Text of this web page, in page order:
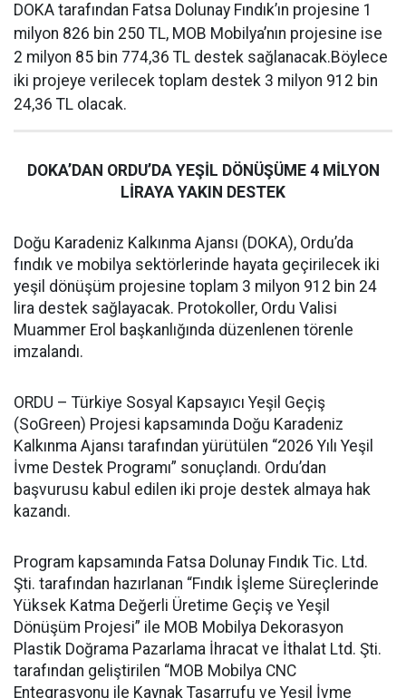
DOKA tarafından Fatsa Dolunay Fındık’ın projesine 1
milyon 826 bin 250 TL, MOB Mobilya’nın projesine ise
2 milyon 85 bin 774,36 TL destek sağlanacak.Böylece
iki projeye verilecek toplam destek 3 milyon 912 bin
24,36 TL olacak.
DOKA’DAN ORDU’DA YEŞİL DÖNÜŞÜME 4 MİLYON
LİRAYA YAKIN DESTEK
Doğu Karadeniz Kalkınma Ajansı (DOKA), Ordu’da
fındık ve mobilya sektörlerinde hayata geçirilecek iki
yeşil dönüşüm projesine toplam 3 milyon 912 bin 24
lira destek sağlayacak. Protokoller, Ordu Valisi
Muammer Erol başkanlığında düzenlenen törenle
imzalandı.
ORDU – Türkiye Sosyal Kapsayıcı Yeşil Geçiş
(SoGreen) Projesi kapsamında Doğu Karadeniz
Kalkınma Ajansı tarafından yürütülen “2026 Yılı Yeşil
İvme Destek Programı” sonuçlandı. Ordu’dan
başvurusu kabul edilen iki proje destek almaya hak
kazandı.
Program kapsamında Fatsa Dolunay Fındık Tic. Ltd.
Şti. tarafından hazırlanan “Fındık İşleme Süreçlerinde
Yüksek Katma Değerli Üretime Geçiş ve Yeşil
Dönüşüm Projesi” ile MOB Mobilya Dekorasyon
Plastik Doğrama Pazarlama İhracat ve İthalat Ltd. Şti.
tarafından geliştirilen “MOB Mobilya CNC
Entegrasyonu ile Kaynak Tasarrufu ve Yeşil İvme